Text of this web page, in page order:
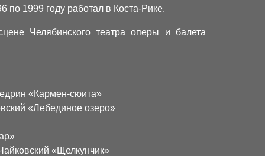
1999 году работал в Коста-Рике.
Челябинского театра оперы и балета
«Кармен-сюита»
«Лебединое озеро»
«Щелкунчик»